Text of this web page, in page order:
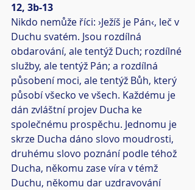
12, 3b-13
Nikdo nemůže říci: ›Ježíš je Pán‹, leč v
Duchu svatém. Jsou rozdílná
obdarování, ale tentýž Duch; rozdílné
služby, ale tentýž Pán; a rozdílná
působení moci, ale tentýž Bůh, který
působí všecko ve všech. Každému je
dán zvláštní projev Ducha ke
společnému prospěchu. Jednomu je
skrze Ducha dáno slovo moudrosti,
druhému slovo poznání podle téhož
Ducha, někomu zase víra v témž
Duchu, někomu dar uzdravování